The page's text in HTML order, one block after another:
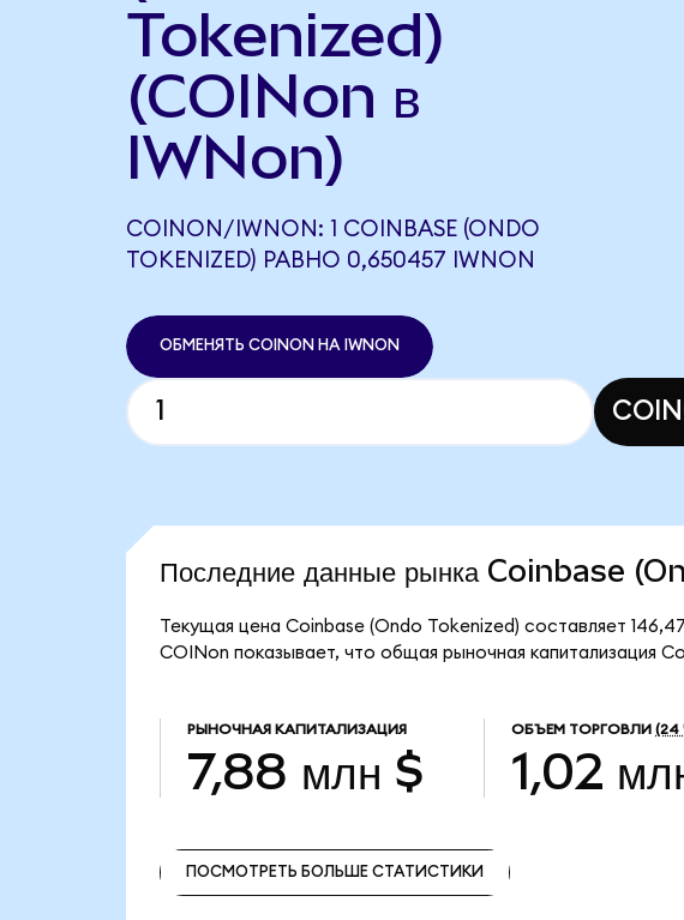
Tokenized)
(COINon в
IWNon)
COINON/IWNON: 1 COINBASE (ONDO
TOKENIZED) РАВНО 0,650457 IWNON
ОБМЕНЯТЬ COINON НА IWNON
Последние данные рынка Coinbase
Текущая цена Coinbase (Ondo Tokenized) составляет
COINon показывает, что общая рыночная капитализация
РЫНОЧНАЯ КАПИТАЛИЗАЦИЯ
7,88 млн $
ОБЪЕМ ТОРГОВЛИ (24
1,02
ПОСМОТРЕТЬ БОЛЬШЕ СТАТИСТИКИ